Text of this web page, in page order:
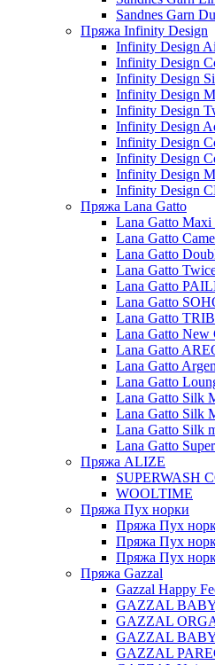
Sandnes Garn
Пряжа Infinity Design
Infinity Design
Infinity Design
Infinity Design
Infinity Design
Infinity Design
Infinity Design
Infinity Design
Infinity Design
Infinity Design
Infinity Design
Пряжа Lana Gatto
Lana Gatto Maxi
Lana Gatto
Lana Gatto
Lana Gatto
Lana Gatto
Lana Gatto
Lana Gatto
Lana Gatto New
Lana Gatto
Lana Gatto
Lana Gatto
Lana Gatto Silk
Lana Gatto Silk
Lana Gatto Silk
Lana Gatto
Пряжа ALIZE
SUPERWASH
WOOLTIME
Пряжа Пух норки
Пряжа Пух
Пряжа Пух
Пряжа Пух
Пряжа Gazzal
Gazzal Happy
GAZZAL
GAZZAL
GAZZAL
GAZZAL